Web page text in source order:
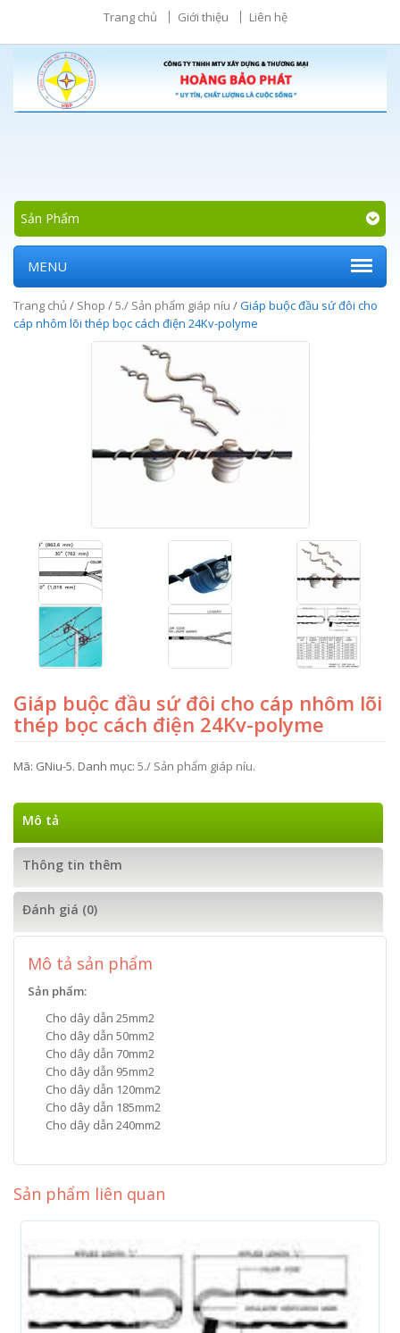
Trang chủ Giới thiệu Liên hệ
Sản Phẩm
MENU
Trang chủ / Shop /5./ Sản phẩm giáp níu /Giáp buộc đầu sứ đôi cho
cáp nhôm lõi thép bọc cách điện 24Kv-polyme
Giáp buộc đầu sứ đôi cho cáp nhôm lõi
thép bọc cách điện 24Kv-polyme
Mã: GNiu-5. Danh mục: 5./ Sản phẩm giáp níu.
Mô tả
Thông tin thêm
Đánh giá (0)
Mô tả sản phẩm
Sản phẩm:
Cho dây dẫn 25mm2
Cho dây dẫn 50mm2
Cho dây dẫn 70mm2
Cho dây dẫn 95mm2
Cho dây dẫn 120mm2
Cho dây dẫn 185mm2
Cho dây dẫn 240mm2
Sản phẩm liên quan